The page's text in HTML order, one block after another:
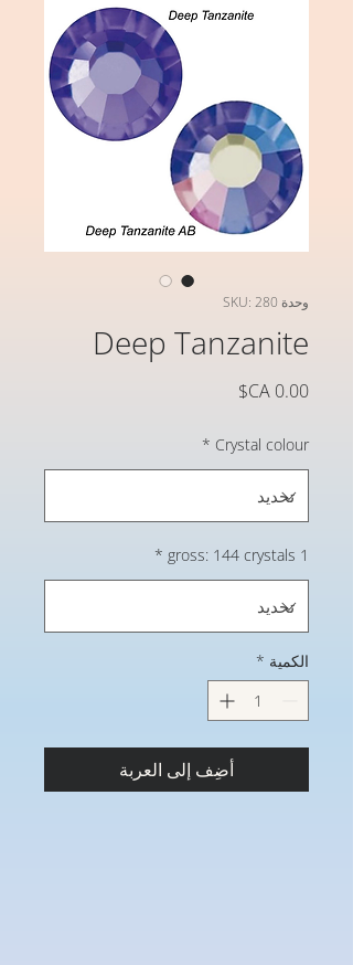
وحدة SKU: 280
Deep Tanzanite
Crystal colour
*
1 gross: 144 crystals
*
الكمية *
أضِف إلى العربة